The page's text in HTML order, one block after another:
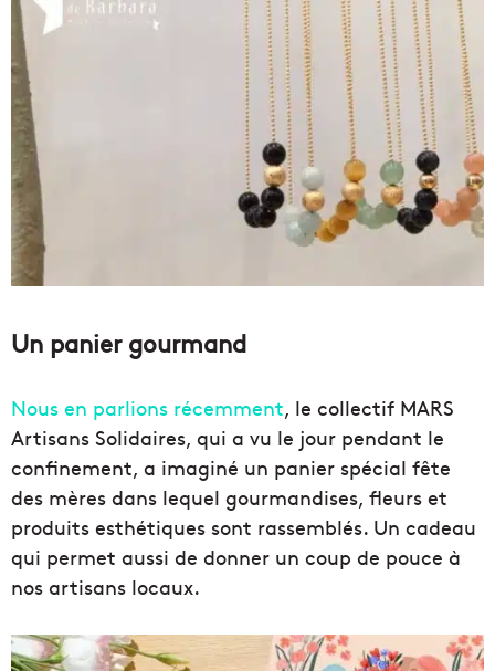
Un panier gourmand
Nous en parlions récemment, le collectif MARS
Artisans Solidaires, qui a vu le jour pendant le
confinement, a imaginé un panier spécial fête
des mères dans lequel gourmandises, fleurs et
produits esthétiques sont rassemblés. Un cadeau
qui permet aussi de donner un coup de pouce à
nos artisans locaux.